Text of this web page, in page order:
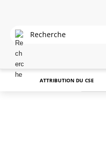
ATTRIBUTION DU CSE